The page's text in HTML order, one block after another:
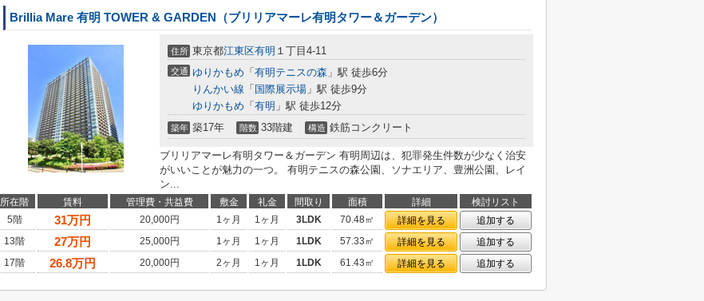
Brillia Mare 有明 TOWER & GARDEN（ブリリアマーレ有明タワー＆ガーデン）
住所 東京都江東区有明 １丁目4-11
交通 ゆりかもめ 「 有明テニスの森 」駅 徒歩6分
りんかい線 「 国際展示場 」駅 徒歩9分
ゆりかもめ 「 有明 」駅 徒歩12分
築年 築17年 階数 33階建 構造 鉄筋コンクリート
ブリリアマーレ有明タワー＆ガーデン 有明周辺は、犯罪発生件数が少なく治安
がいいことが魅力の一つ。 有明テニスの森公園、ソナエリア、豊洲公園、レイ
ン...
所在階 賃料 管理費・共益費 敷金 礼金 間取り 面積 詳細
検討リスト
5階
31万円 20,000円 1ヶ月 1ヶ月 3LDK 70.48㎡ 詳細を見る
追加する
13階
27万円 25,000円 1ヶ月 1ヶ月 1LDK 57.33㎡ 詳細を見る
追加する
17階
26.8万円 20,000円 2ヶ月 1ヶ月 1LDK 61.43㎡ 詳細を見る 追加する